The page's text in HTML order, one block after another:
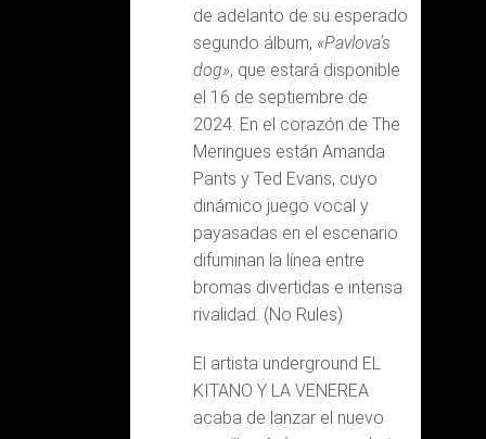
de adelanto de su esperado
segundo álbum, «Pavlova’s
dog», que estará disponible
el 16 de septiembre de
2024. En el corazón de The
Meringues están Amanda
Pants y Ted Evans, cuyo
dinámico juego vocal y
payasadas en el escenario
difuminan la línea entre
bromas divertidas e intensa
rivalidad. (No Rules)
El artista underground EL
KITANO Y LA VENEREA
acaba de lanzar el nuevo